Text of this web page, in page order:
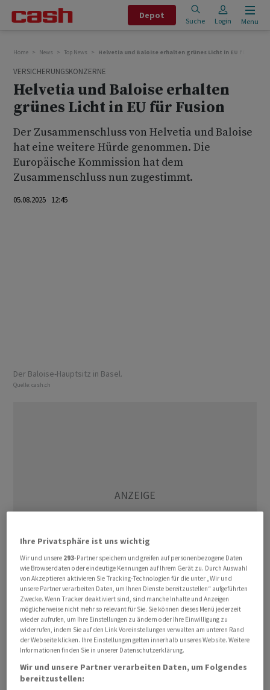
Depot
Suche Login Menu
Home News Top News Helvetia und Baloise erhalten grünes Licht in EU für Fusion
VERSICHERUNGSKONZERNE
Helvetia und Baloise erhalten
grünes Licht in EU für Fusion
Der Zusammenschluss von Helvetia und Baloise
hat eine weitere Hürde genommen. Die
Europäische Kommission hat dem
Zusammenschluss nun zugestimmt.
05.08.2025 12:45
Der Baloise-Hauptsitz in Basel.
Quelle: cash.ch
Die Kommission sei zum Schluss gekommen, dass der
angestrebte Zusammenschluss keine
wettbewerbsrechtlichen Bedenken aufwerfe, heisst es
in einem am Dienstag veröffentlichten Schreiben der
Behörde. Sie verweist dabei auf die «begrenzte»
Marktposition der Versicherer nach der Fusion.
Ihre Privatsphäre ist uns wichtig
Wir und unsere 293-Partner speichern und greifen auf personenbezogene Daten
wie Browserdaten oder eindeutige Kennungen auf Ihrem Gerät zu. Durch Auswahl
von Akzeptieren aktivieren Sie Tracking-Technologien für die unter „Wir und
unsere Partner verarbeiten Daten, um Ihnen Dienste bereitzustellen“ aufgeführten
Zwecke. Wenn Tracker deaktiviert sind, sind manche Inhalte und Anzeigen
möglicherweise nicht mehr so relevant für Sie. Sie können dieses Menü jederzeit
wieder aufrufen, um Ihre Einstellungen zu ändern oder Ihre Einwilligung zu
widerrufen, indem Sie auf den Link Voreinstellungen verwalten am unteren Rand
der Webseite klicken. Ihre Einstellungen gelten innerhalb unseres Website. Weitere
Informationen finden Sie in unserer Datenschutzerklärung.
Wir und unsere Partner verarbeiten Daten, um Folgendes
bereitzustellen: